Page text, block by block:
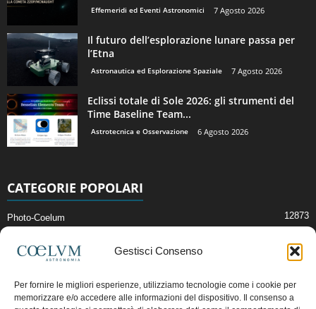
Gestisci Consenso
Per fornire le migliori esperienze, utilizziamo tecnologie come i cookie per
memorizzare e/o accedere alle informazioni del dispositivo. Il consenso a
Effemeridi ed Eventi Astronomici 7 Agosto 2026
Il futuro dell’esplorazione lunare passa per
l’Etna
Astronautica ed Esplorazione Spaziale 7 Agosto 2026
Eclissi totale di Sole 2026: gli strumenti del
Time Baseline Team...
Astrotecnica e Osservazione 6 Agosto 2026
CATEGORIE POPOLARI
Photo-Coelum 12873
News di Astronomia 2411
Cielo del Mese
Astronomia, Astrofisica e Cosmologia